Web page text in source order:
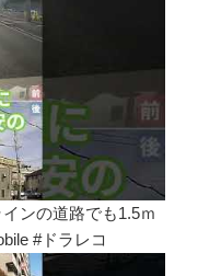
ンの道路でも1.5ｍ
#ドラレコ